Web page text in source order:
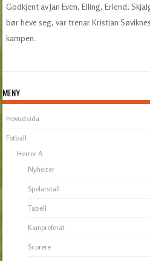
Godkjent av Jan Even, Elling, Erlend,
bør heve seg, var trenar Kristian
kampen.
MENY
Hovudsida
Fotball
Herrer A
Nyheiter
Spelarstall
Tabell
Kampreferat
Scorere